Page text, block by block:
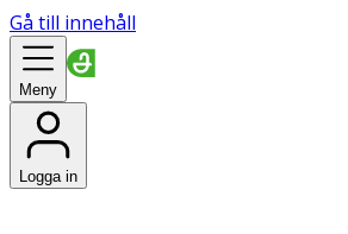
Gå till innehåll
Meny
Logga in